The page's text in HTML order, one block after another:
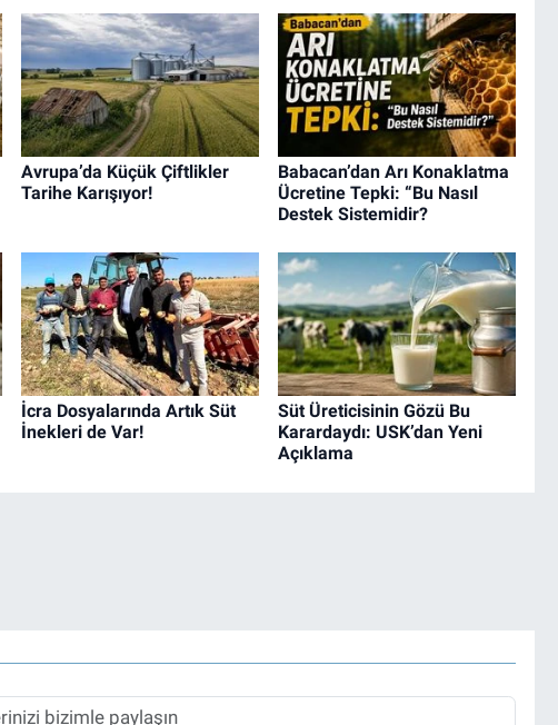
Avrupa’da Küçük Çiftlikler
Tarihe Karışıyor!
Babacan’dan Arı Konaklatma
Ücretine Tepki: “Bu Nasıl
Destek Sistemidir?
İcra Dosyalarında Artık Süt
İnekleri de Var!
Süt Üreticisinin Gözü Bu
Karardaydı: USK’dan Yeni
Açıklama